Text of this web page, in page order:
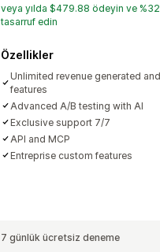
fiyatlandırma
veya yılda $479.88 ödeyin ve %32
tasarruf edin
Özellikler
Unlimited revenue generated and
features
Advanced A/B testing with AI
Exclusive support 7/7
API and MCP
Entreprise custom features
7 günlük ücretsiz deneme